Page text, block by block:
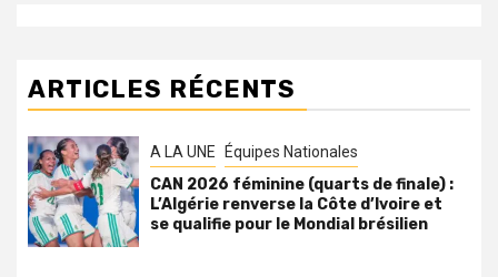
ARTICLES RÉCENTS
A LA UNE Équipes Nationales
CAN 2026 féminine (quarts de finale) :
L’Algérie renverse la Côte d’Ivoire et
se qualifie pour le Mondial brésilien